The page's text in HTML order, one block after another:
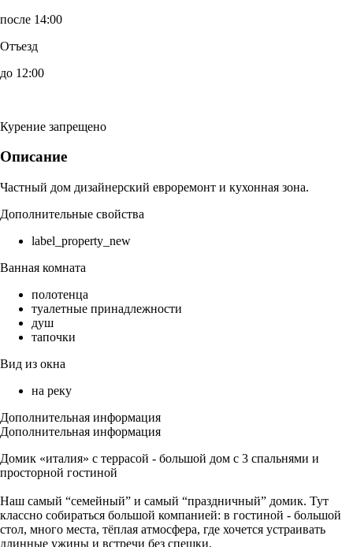
после 14:00
Отъезд
до 12:00
Курение запрещено
Описание
Частный дом дизайнерский евроремонт и кухонная зона.
Дополнительные свойства
label_property_new
Ванная комната
полотенца
туалетные принадлежности
душ
тапочки
Вид из окна
на реку
Дополнительная информация
Дополнительная информация
Домик «италия» с террасой - большой дом с 3 спальнями и
просторной гостиной
Наш самый “семейный” и самый “праздничный” домик. Тут
классно собираться большой компанией: в гостиной - большой
стол, много места, тёплая атмосфера, где хочется устраивать
длинные ужины и встречи без спешки.